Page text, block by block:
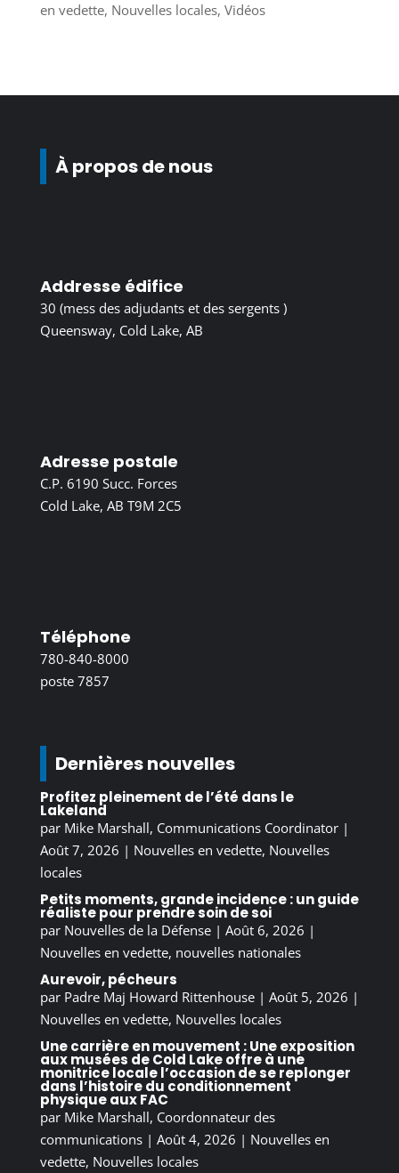
en vedette, Nouvelles locales, Vidéos
À propos de nous
Addresse édifice
30 (mess des adjudants et des sergents )
Queensway, Cold Lake, AB
Adresse postale
C.P. 6190 Succ. Forces
Cold Lake, AB T9M 2C5
Téléphone
780-840-8000
poste 7857
Dernières nouvelles
Profitez pleinement de l’été dans le
Lakeland
par Mike Marshall, Communications Coordinator|
Août 7, 2026 | Nouvelles en vedette, Nouvelles
locales
Petits moments, grande incidence : un guide
réaliste pour prendre soin de soi
par Nouvelles de la Défense| Août 6, 2026 |
Nouvelles en vedette, nouvelles nationales
Aurevoir, pécheurs
par Padre Maj Howard Rittenhouse| Août 5, 2026 |
Nouvelles en vedette, Nouvelles locales
Une carrière en mouvement : Une exposition
aux musées de Cold Lake offre à une
monitrice locale l’occasion de se replonger
dans l’histoire du conditionnement
physique aux FAC
par Mike Marshall, Coordonnateur des
communications| Août 4, 2026 | Nouvelles en
vedette, Nouvelles locales